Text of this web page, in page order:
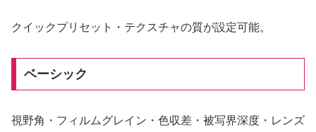
クイックプリセット・テクスチャの質が設定可能。
ベーシック
視野角・フィルムグレイン・色収差・被写界深度・レンズ